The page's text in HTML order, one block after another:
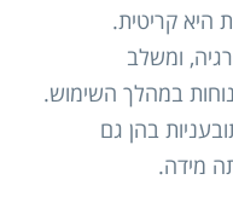
היא קריטית.
ומשלב
במהלך השימוש.
בהן גם
מידה.